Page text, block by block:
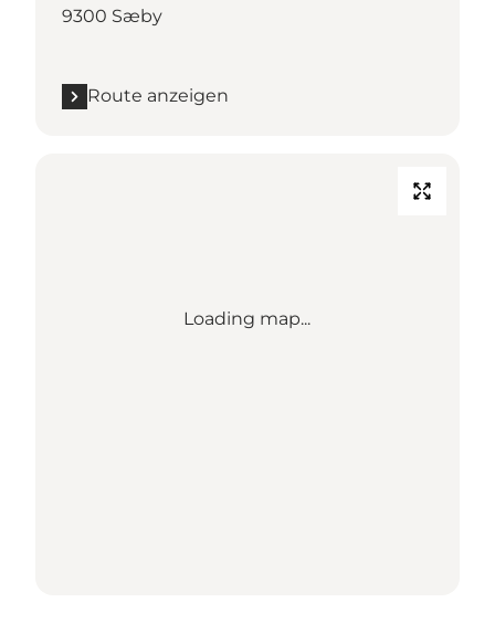
9300 Sæby
Route anzeigen
Loading map...